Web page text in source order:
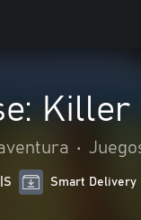
•
Smart Delivery